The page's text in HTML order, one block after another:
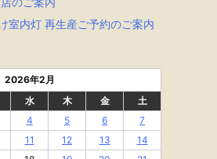
室内灯 再生産ご予約のご案内
2026年2月
水 木 金
土
4 5 6
7
11 12 13
14